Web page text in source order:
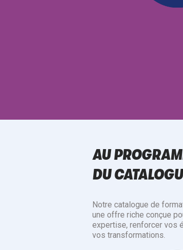
AU
DU
Notre catalogue de
une offre riche conçue
expertise, renforcer vos
vos transformations.